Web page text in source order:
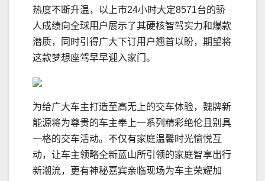
热度不断升温，以上市24小时大定8571台的骄
人成绩向全球用户展示了其硬核智驾实力和爆款
潜质，同时引得广大下订用户翘首以盼，期望将
这款梦想座驾早早迎入家门。
为给广大车主打造至高无上的交车体验，魏牌新
能源将为尊贵的车主奉上一系列精彩绝伦且别具
一格的交车活动。不仅有家庭温馨时光愉悦互
动，让车主领略全新蓝山所引领的家庭智享出行
新潮流，更有神秘嘉宾亲临现场为车主荣耀加